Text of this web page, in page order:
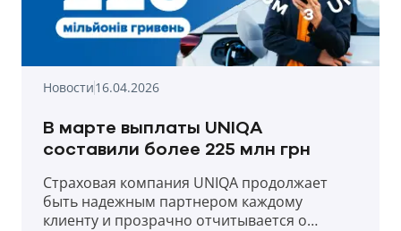
Новости16.04.2026
В марте выплаты UNIQA
составили более 225 млн грн
Страховая компания UNIQA продолжает
быть надежным партнером каждому
клиенту и прозрачно отчитывается о